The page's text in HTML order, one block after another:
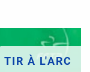
TIR À L'ARC